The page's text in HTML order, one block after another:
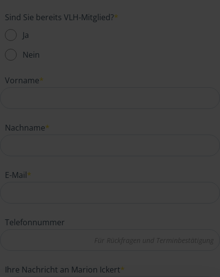
Sind Sie bereits VLH-Mitglied?*
Ja
Nein
Vorname*
Nachname*
E-Mail*
Telefonnummer
Ihre Nachricht an Marion Ickert*